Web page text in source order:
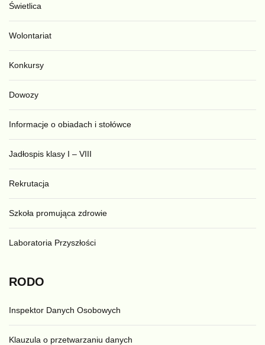
Świetlica
Wolontariat
Konkursy
Dowozy
Informacje o obiadach i stołówce
Jadłospis klasy I – VIII
Rekrutacja
Szkoła promująca zdrowie
Laboratoria Przyszłości
RODO
Inspektor Danych Osobowych
Klauzula o przetwarzaniu danych